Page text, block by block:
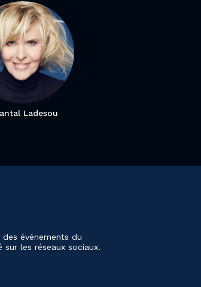
Ladesou
événements du
les réseaux sociaux.